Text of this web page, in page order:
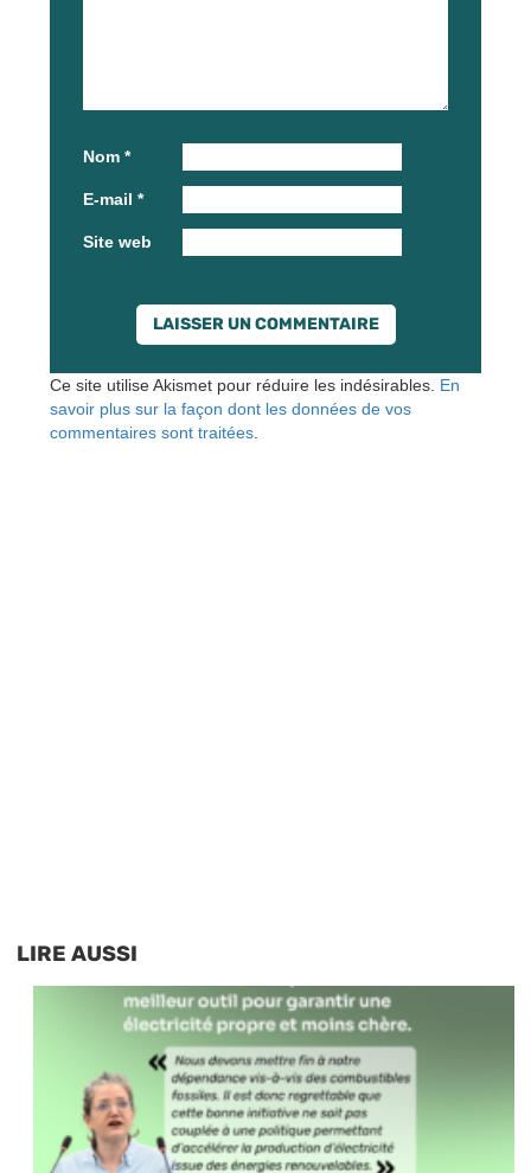
Nom *
E-mail *
Site web
Ce site utilise Akismet pour réduire les indésirables. En
savoir plus sur la façon dont les données de vos
commentaires sont traitées
LIRE AUSSI